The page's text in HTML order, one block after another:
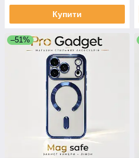
Купити
–51%